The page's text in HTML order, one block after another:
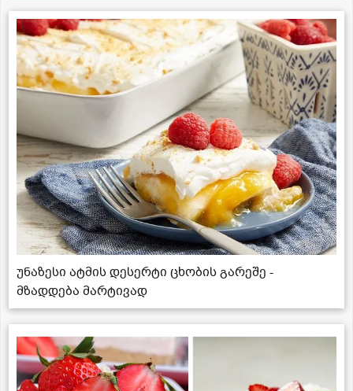
უნაზესი ატმის დესერტი ცხობის გარეშე -
მზადდება მარტივად